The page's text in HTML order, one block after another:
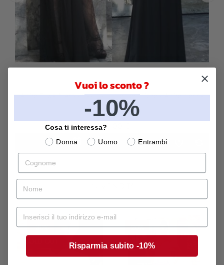
Abito Tuwe Nero - Vestito lungo con pizzo - Abito donna
elegante
150,00 €
CARRELLO
-30%
-20%
Vuoi lo sconto ?
-10%
Cosa ti interessa?
Donna
Uomo
Entrambi
Cognome
nome
Mail
Risparmia subito -10%